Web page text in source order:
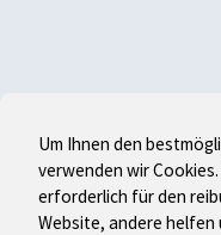
Um Ihnen den
verwenden wir
erforderlich für den
Website, andere helfen